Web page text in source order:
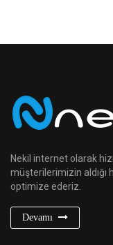
Nekil internet olarak
müşterilerimizin aldığı
optimize ederiz.
Devamı